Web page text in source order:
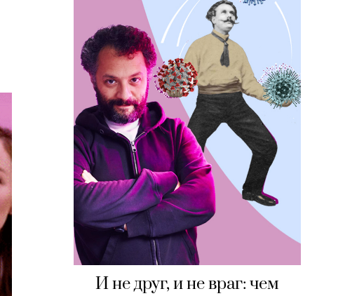
И не друг, и не враг: чем